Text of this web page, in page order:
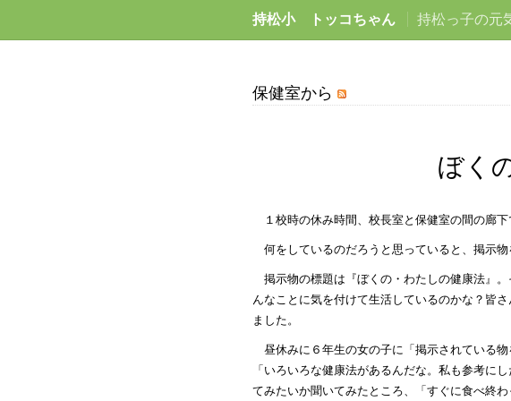
持松小 トッコちゃん 持松っ子の元
保健室から
ぼく
１校時の休み時間、校長室と保健室の間の廊
何をしているのだろうと思っていると、掲示物
掲示物の標題は『ぼくの・わたしの健康法』
んなことに気を付けて生活しているのかな？皆
ました。
昼休みに６年生の女の子に「掲示されている
「いろいろな健康法があるんだな。私も参考に
てみたいか聞いてみたところ、「すぐに食べ終